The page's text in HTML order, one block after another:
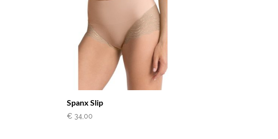
Spanx Slip
€ 34,00